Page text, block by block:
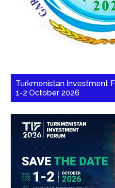
Turkmenistan Investment
1-2 October 2026